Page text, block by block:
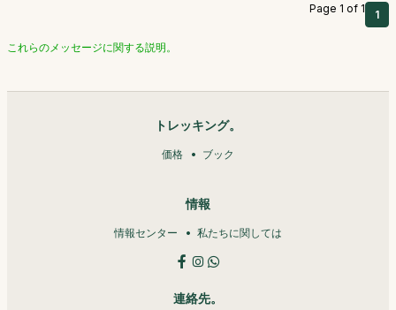
Page 1 of 1 1
これらのメッセージに関する説明。
トレッキング。
価格 ブック
情報
情報センター 私たちに関しては
連絡先。